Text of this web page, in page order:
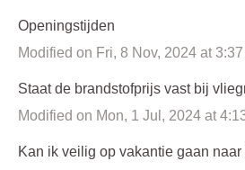
Openingstijden
Modified on Fri, 8 Nov, 2024 at 3:37
Staat de brandstofprijs vast bij
Modified on Mon, 1 Jul, 2024 at
Kan ik veilig op vakantie gaan